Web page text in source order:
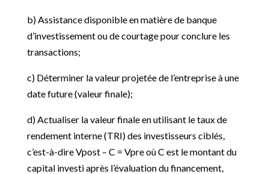
b) Assistance disponible en matière de banque
d’investissement ou de courtage pour conclure les
transactions;
c) Déterminer la valeur projetée de l’entreprise à une
date future (valeur finale);
d) Actualiser la valeur finale en utilisant le taux de
rendement interne (TRI) des investisseurs ciblés,
c’est-à-dire Vpost – C = Vpre où C est le montant du
capital investi après l’évaluation du financement,